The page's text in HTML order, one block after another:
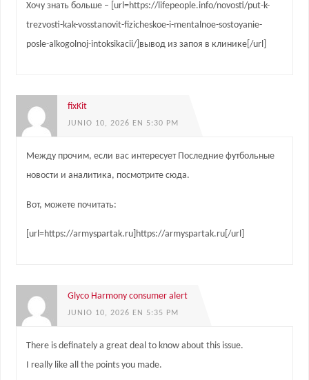
Хочу знать больше – [url=https://lifepeople.info/novosti/put-k-
trezvosti-kak-vosstanovit-fizicheskoe-i-mentalnoe-sostoyanie-
posle-alkogolnoj-intoksikacii/]вывод из запоя в клинике[/url]
fixKit
JUNIO 10, 2026 EN 5:30 PM
Между прочим, если вас интересует Последние футбольные
новости и аналитика, посмотрите сюда.
Вот, можете почитать:
[url=https://armyspartak.ru]https://armyspartak.ru[/url]
Glyco Harmony consumer alert
JUNIO 10, 2026 EN 5:35 PM
There is definately a great deal to know about this issue.
I really like all the points you made.